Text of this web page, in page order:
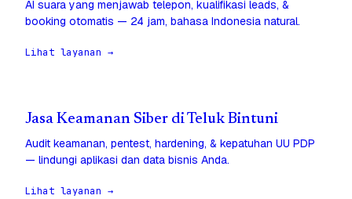
AI suara yang menjawab telepon, kualifikasi leads, &
booking otomatis — 24 jam, bahasa Indonesia natural.
Lihat layanan →
Jasa Keamanan Siber di Teluk Bintuni
Audit keamanan, pentest, hardening, & kepatuhan UU PDP
— lindungi aplikasi dan data bisnis Anda.
Lihat layanan →